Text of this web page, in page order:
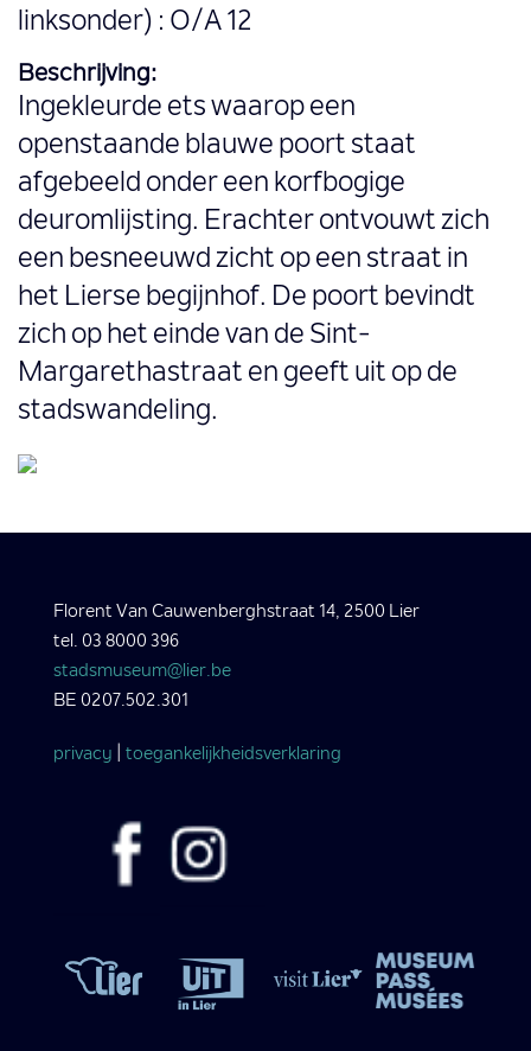
linksonder) : O/A 12
Beschrijving:
Ingekleurde ets waarop een
openstaande blauwe poort staat
afgebeeld onder een korfbogige
deuromlijsting. Erachter ontvouwt zich
een besneeuwd zicht op een straat in
het Lierse begijnhof. De poort bevindt
zich op het einde van de Sint-
Margarethastraat en geeft uit op de
stadswandeling.
Florent Van Cauwenberghstraat 14, 2500 Lier
tel. 03 8000 396
stadsmuseum@lier.be
BE 0207.502.301
privacy toegankelijkheidsverklaring